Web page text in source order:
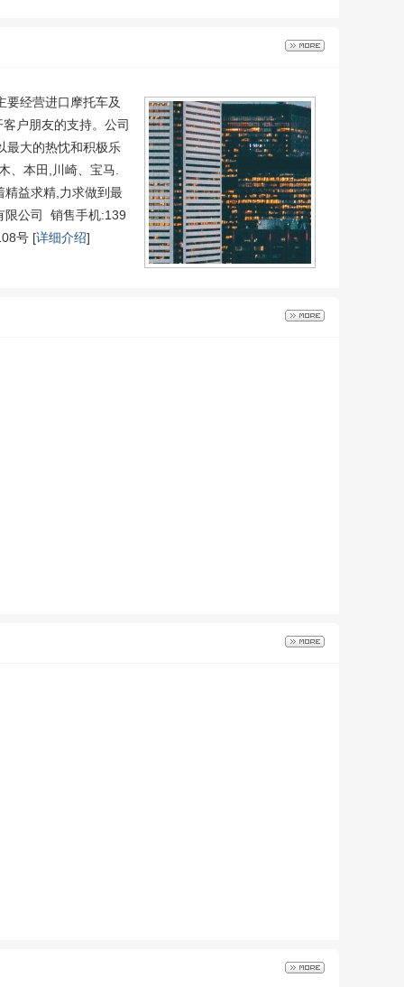
要经营进口摩托车及
户朋友的支持。公司
最大的热忱和积极乐
、本田,川崎、宝马.
精益求精,力求做到最
限公司 销售手机:139
号 [详细介绍]